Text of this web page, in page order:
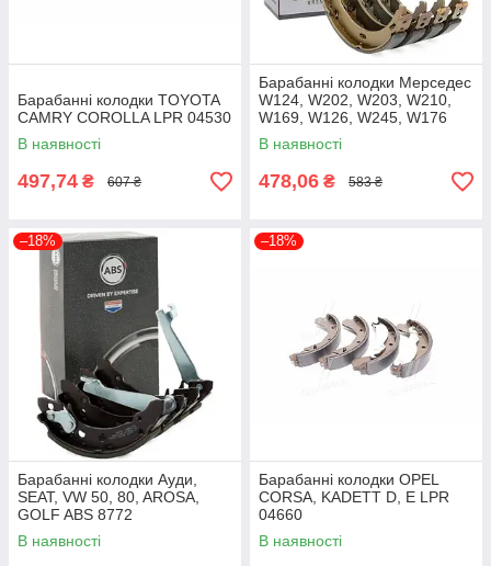
Барабанні колодки TOYOTA
CAMRY COROLLA LPR 04530
В наявності
497,74 ₴ 607 ₴
Барабанні колодки Мерседес
W124, W202, W203, W210,
W169, W126, W245, W176
LPR 04730
В наявності
478,06 ₴ 583 ₴
–18%
Барабанні колодки Ауди,
SEAT, VW 50, 80, AROSA,
GOLF ABS 8772
В наявності
–18%
Барабанні колодки OPEL
CORSA, KADETT D, E LPR
04660
В наявності